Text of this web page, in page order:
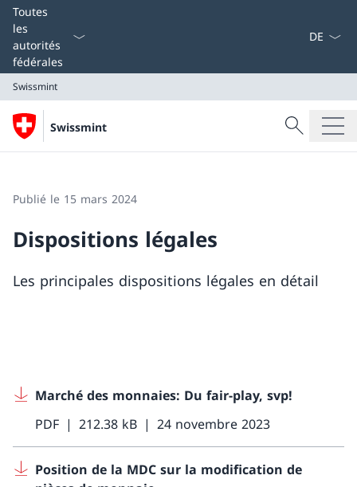
Toutes
les
autorités
fédérales
Swissmint
Swissmint
Recherche
Recherche
Publié le 15 mars 2024
Dispositions légales
Les principales dispositions légales en détail
Marché des monnaies: Du fair-play, svp!
PDF
212.38 kB 24 novembre 2023
Position de la MDC sur la modification de